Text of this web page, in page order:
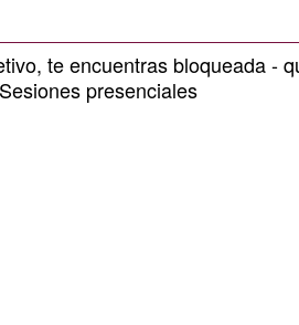
te encuentras bloqueada -
Sesiones presenciales